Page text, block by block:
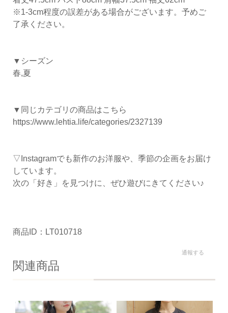
※1-3cm程度の誤差がある場合がございます。予めご
了承ください。
▼シーズン
春,夏
▼同じカテゴリの商品はこちら
https://www.lehtia.life/categories/2327139
▽Instagramでも新作のお洋服や、季節の企画をお届け
しています。
次の「好き」を見つけに、ぜひ遊びにきてください♪
商品ID：LT010718
通報する
関連商品